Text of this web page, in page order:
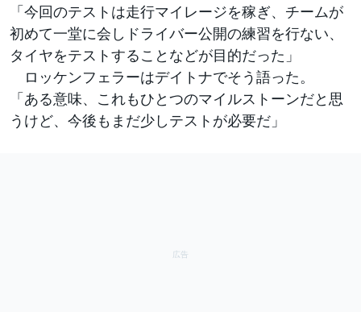
「今回のテストは走行マイレージを稼ぎ、チームが
初めて一堂に会しドライバー公開の練習を行ない、
タイヤをテストすることなどが目的だった」
ロッケンフェラーはデイトナでそう語った。
「ある意味、これもひとつのマイルストーンだと思
うけど、今後もまだ少しテストが必要だ」